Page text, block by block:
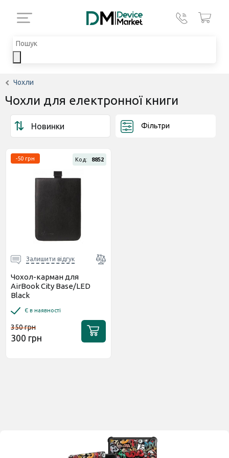
Чохли
Чохли для електронної книги
Фільтри
Код: 8852
-50 грн
Залишити відгук
Чохол-карман для
AirBook City Base/LED
Black
Є в наявності
350 грн
300 грн